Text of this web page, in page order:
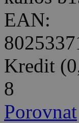
EAN:
Kredit
8
Porovnat